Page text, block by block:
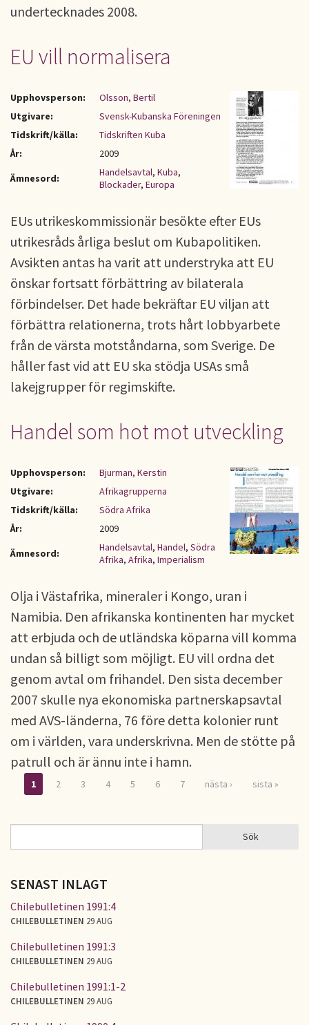
undertecknades 2008.
EU vill normalisera
Upphovsperson:
Olsson, Bertil
Utgivare:
Svensk-Kubanska Föreningen
Tidskrift/källa:
Tidskriften Kuba
År:
2009
Ämnesord:
Handelsavtal, Kuba,
Blockader, Europa
EUs utrikeskommissionär besökte efter EUs
utrikesråds årliga beslut om Kubapolitiken.
Avsikten antas ha varit att understryka att EU
önskar fortsatt förbättring av bilaterala
förbindelser. Det hade bekräftar EU viljan att
förbättra relationerna, trots hårt lobbyarbete
från de värsta motståndarna, som Sverige. De
håller fast vid att EU ska stödja USAs små
lakejgrupper för regimskifte.
Handel som hot mot utveckling
Upphovsperson:
Bjurman, Kerstin
Utgivare:
Afrikagrupperna
Tidskrift/källa:
Södra Afrika
År:
2009
Ämnesord:
Handelsavtal, Handel, Södra
Afrika, Afrika, Imperialism
Olja i Västafrika, mineraler i Kongo, uran i
Namibia. Den afrikanska kontinenten har mycket
att erbjuda och de utländska köparna vill komma
undan så billigt som möjligt. EU vill ordna det
genom avtal om frihandel. Den sista december
2007 skulle nya ekonomiska partnerskapsavtal
med AVS-länderna, 76 före detta kolonier runt
om i världen, vara underskrivna. Men de stötte på
patrull och är ännu inte i hamn.
Sidor
1 2 3 4 5 6 7 nästa › sista »
SÖKFORMULÄR Sök
SENAST INLAGT
Chilebulletinen 1991:4
CHILEBULLETINEN 29 AUG
Chilebulletinen 1991:3
CHILEBULLETINEN 29 AUG
Chilebulletinen 1991:1-2
CHILEBULLETINEN 29 AUG